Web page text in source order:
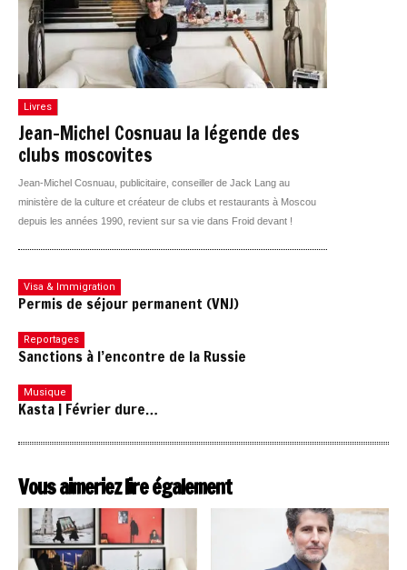
Livres
Jean-Michel Cosnuau la légende des
clubs moscovites
Jean-Michel Cosnuau, publicitaire, conseiller de Jack Lang au
ministère de la culture et créateur de clubs et restaurants à Moscou
depuis les années 1990, revient sur sa vie dans Froid devant !
Visa & Immigration
Permis de séjour permanent (VNJ)
Reportages
Sanctions à l’encontre de la Russie
Musique
Kasta | Février dure…
Vous aimeriez lire également